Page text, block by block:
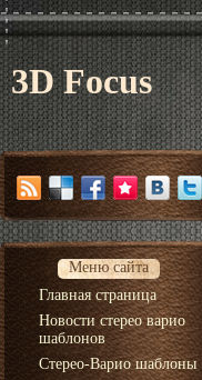
3D Focus
Меню сайта
Главная страница
Новости стерео варио
шаблонов
Стерео-Варио шаблоны